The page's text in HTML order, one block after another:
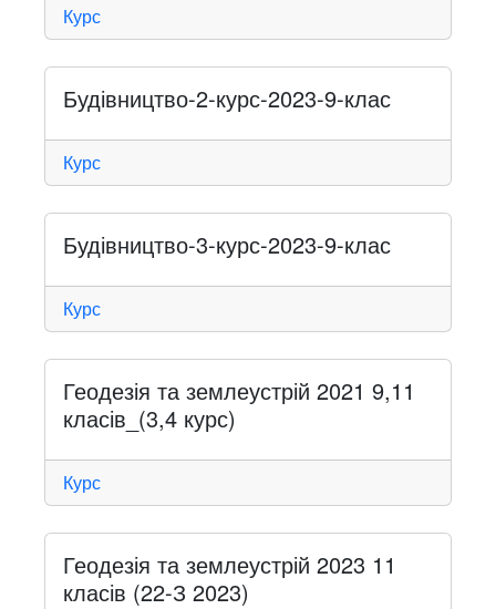
Курс
Будівництво-2-курс-2023-9-клас
Курс
Будівництво-3-курс-2023-9-клас
Курс
Геодезія та землеустрій 2021 9,11
класів_(3,4 курс)
Курс
Геодезія та землеустрій 2023 11
класів (22-З 2023)